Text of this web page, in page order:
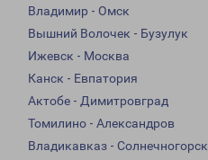
Владимир - Омск
Вышний Волочек - Бузулук
Ижевск - Москва
Канск - Евпатория
Актобе - Димитровград
Томилино - Александров
Владикавказ - Солнечногорск